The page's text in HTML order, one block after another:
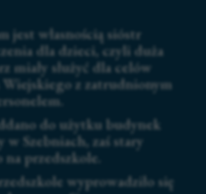
jest własnością sióstr
dla dzieci, czyli duża
miały służyć dla celów
Wiejskiego z zatrudnionym
do użytku budynek
w Szebniach, zaś stary
przedszkole.
wyprowadziło się